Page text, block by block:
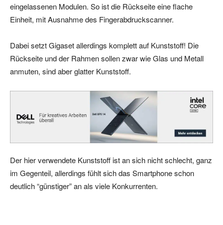
eingelassenen Modulen. So ist die Rückseite eine flache
Einheit, mit Ausnahme des Fingerabdruckscanner.
Dabei setzt Gigaset allerdings komplett auf Kunststoff! Die
Rückseite und der Rahmen sollen zwar wie Glas und Metall
anmuten, sind aber glatter Kunststoff.
Der hier verwendete Kunststoff ist an sich nicht schlecht, ganz
im Gegenteil, allerdings fühlt sich das Smartphone schon
deutlich “günstiger” an als viele Konkurrenten.